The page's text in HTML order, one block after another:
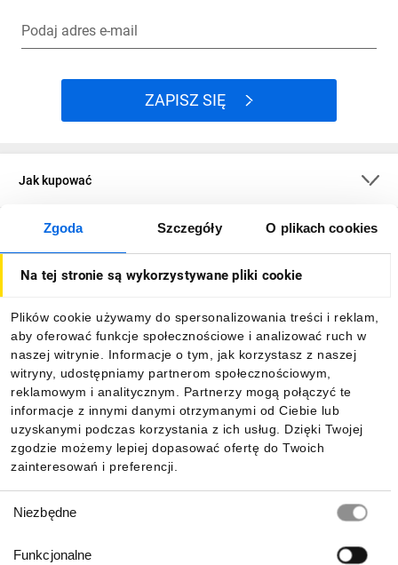
Zgoda Szczegóły O plikach cookies
Na tej stronie są wykorzystywane pliki cookie
Plików cookie używamy do spersonalizowania treści i reklam,
aby oferować funkcje społecznościowe i analizować ruch w
naszej witrynie. Informacje o tym, jak korzystasz z naszej
witryny, udostępniamy partnerom społecznościowym,
reklamowym i analitycznym. Partnerzy mogą połączyć te
informacje z innymi danymi otrzymanymi od Ciebie lub
uzyskanymi podczas korzystania z ich usług. Dzięki Twojej
zgodzie możemy lepiej dopasować ofertę do Twoich
zainteresowań i preferencji.
zgody
Niezbędne
Funkcjonalne
Podaj adres e-mail
ZAPISZ SIĘ
Jak kupować
O firmie
Informacje
Pobierz naszą aplikację mobilną: